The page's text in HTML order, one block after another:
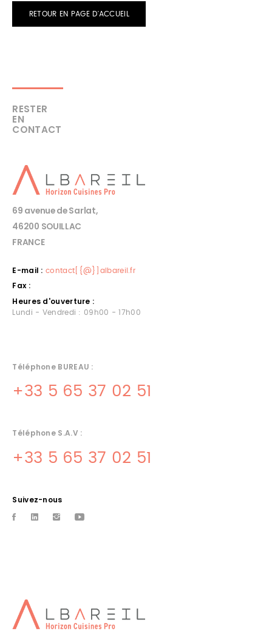
RETOUR EN PAGE D'ACCUEIL
RESTER
EN
CONTACT
69 avenue de Sarlat,
46200 SOUILLAC
FRANCE
E-mail : contact[{@}]albareil.fr
Fax :
Heures d'ouverture :
Lundi - Vendredi : 09h00 - 17h00
Téléphone BUREAU :
+33 5 65 37 02 51
Téléphone S.A.V :
+33 5 65 37 02 51
Suivez-nous
CONCEPTION CUISINES
PROFESSIONNELLES TOULOUSE